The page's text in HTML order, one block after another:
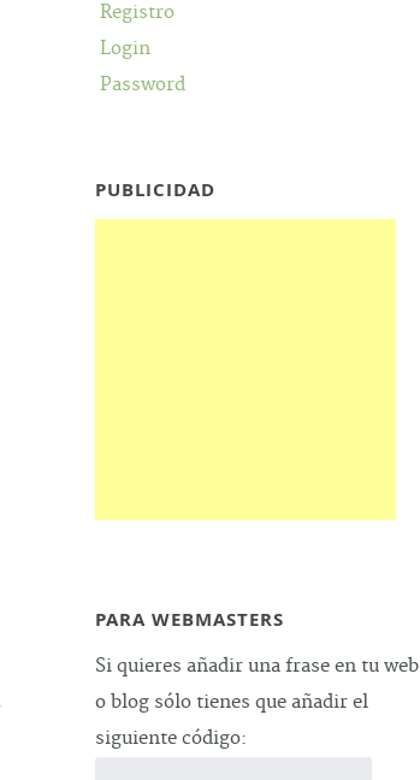
Registro
Login
Password
PUBLICIDAD
PARA WEBMASTERS
Si quieres añadir una frase en tu web
o blog sólo tienes que añadir el
siguiente código: